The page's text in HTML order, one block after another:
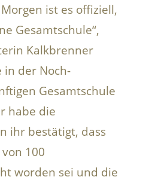
ist es offiziell,
Gesamtschule“,
Kalkbrenner
in der Noch-
Gesamtschule
habe die
ihr bestätigt, dass
100
worden sei und die